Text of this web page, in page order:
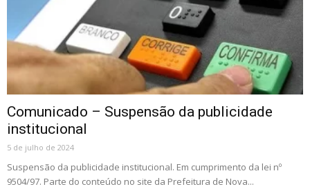
Comunicado – Suspensão da publicidade
institucional
5 de julho de 2024
Suspensão da publicidade institucional. Em cumprimento da lei nº
9504/97. Parte do conteúdo no site da Prefeitura de Nova...